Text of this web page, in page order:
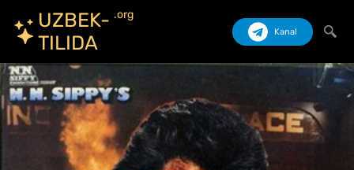
UZBEK-
TILIDA
.org
Kanal
Izlash